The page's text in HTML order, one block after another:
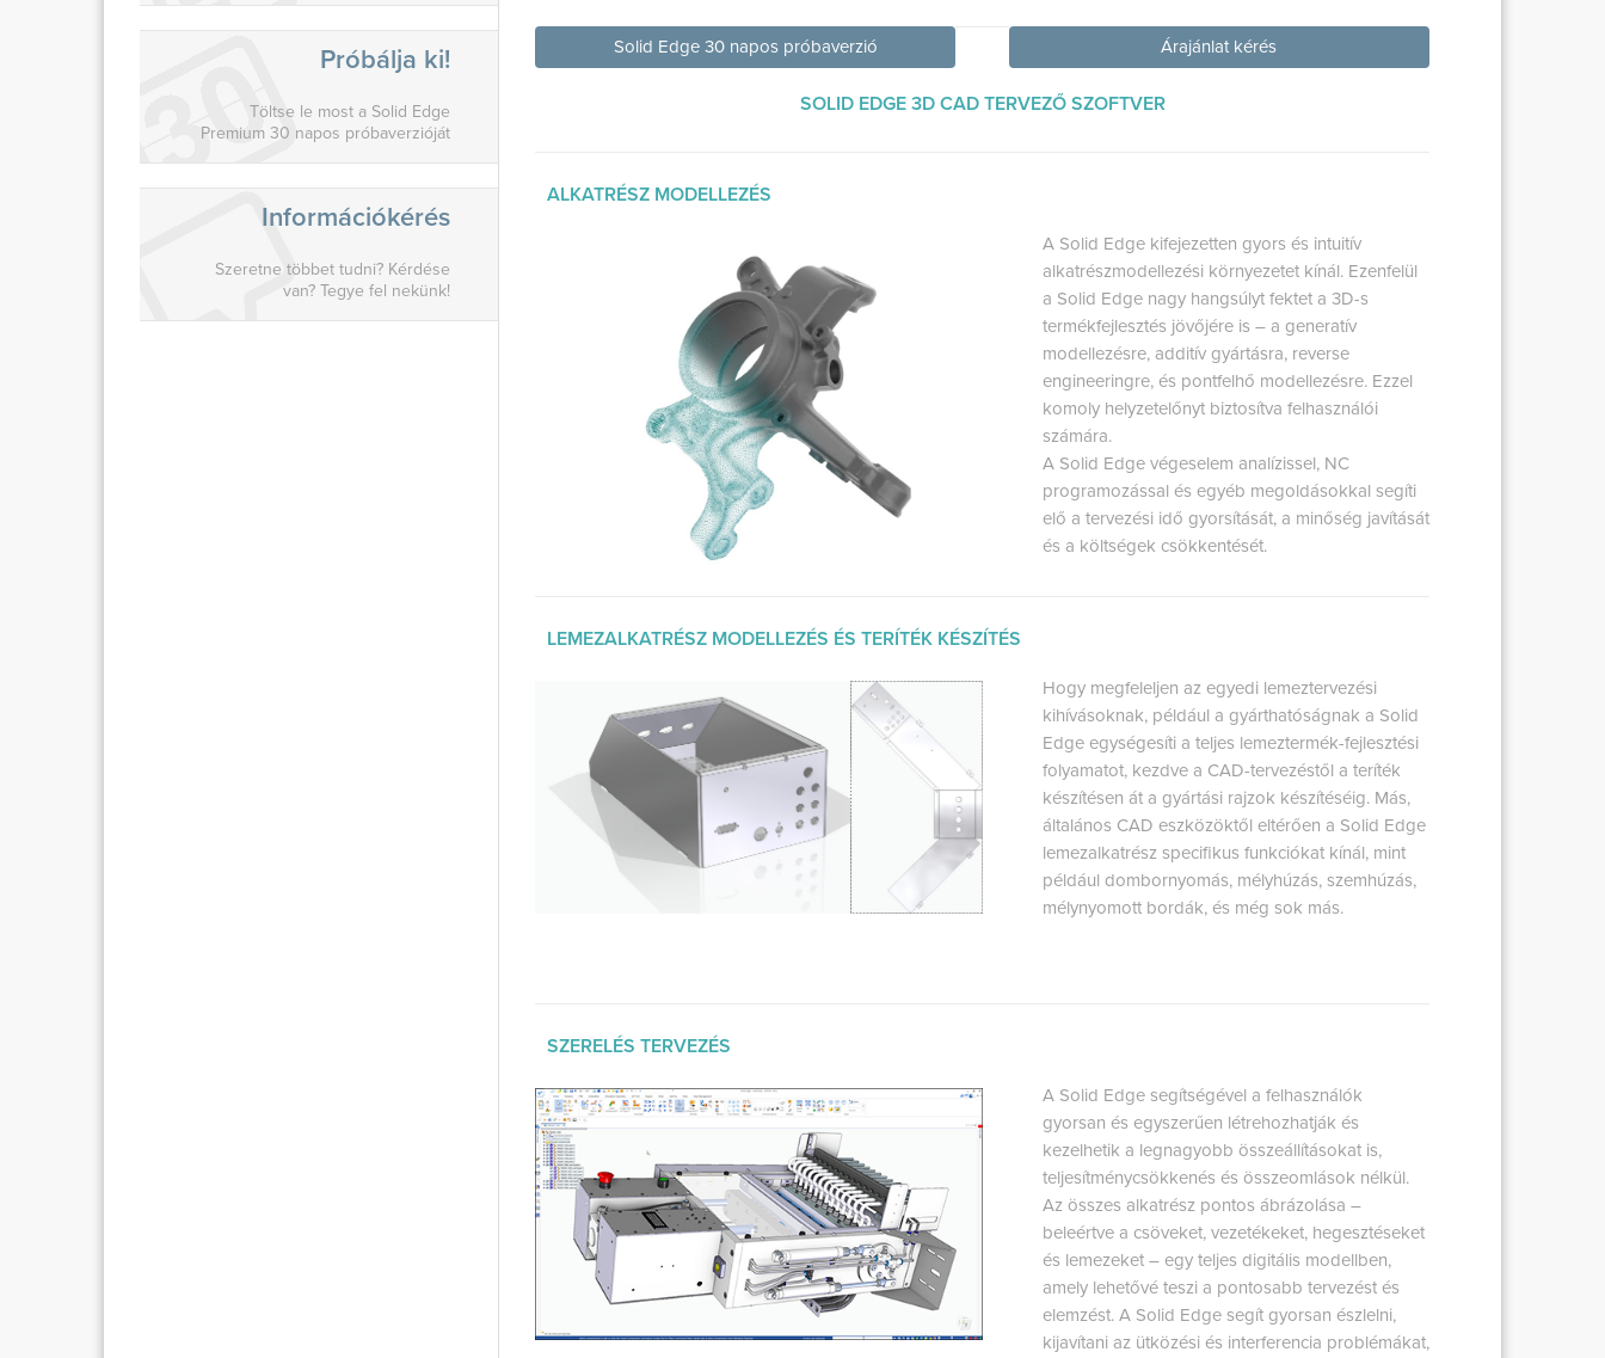
Próbálja ki!
Töltse le most a Solid Edge
Premium 30 napos próbaverzióját
Információkérés
Szeretne többet tudni? Kérdése
van? Tegye fel nekünk!
Solid Edge 30 napos próbaverzió Árajánlat kérés
SOLID EDGE 3D CAD TERVEZŐ SZOFTVER
ALKATRÉSZ MODELLEZÉS
A Solid Edge kifejezetten gyors és intuitív
alkatrészmodellezési környezetet kínál. Ezenfelül
a Solid Edge nagy hangsúlyt fektet a 3D-s
termékfejlesztés jövőjére is – a generatív
modellezésre, additív gyártásra, reverse
engineeringre, és pontfelhő modellezésre. Ezzel
komoly helyzetelőnyt biztosítva felhasználói
számára.
A Solid Edge végeselem analízissel, NC
programozással és egyéb megoldásokkal segíti
elő a tervezési idő gyorsítását, a minőség javítását
és a költségek csökkentését.
LEMEZALKATRÉSZ MODELLEZÉS ÉS TERÍTÉK KÉSZÍTÉS
Hogy megfeleljen az egyedi lemeztervezési
kihívásoknak, például a gyárthatóságnak a Solid
Edge egységesíti a teljes lemeztermék-fejlesztési
folyamatot, kezdve a CAD-tervezéstől a teríték
készítésen át a gyártási rajzok készítéséig. Más,
általános CAD eszközöktől eltérően a Solid Edge
lemezalkatrész specifikus funkciókat kínál, mint
például dombornyomás, mélyhúzás, szemhúzás,
mélynyomott bordák, és még sok más.
SZERELÉS TERVEZÉS
A Solid Edge segítségével a felhasználók
gyorsan és egyszerűen létrehozhatják és
kezelhetik a legnagyobb összeállításokat is,
teljesítménycsökkenés és összeomlások nélkül.
Az összes alkatrész pontos ábrázolása –
beleértve a csöveket, vezetékeket, hegesztéseket
és lemezeket – egy teljes digitális modellben,
amely lehetővé teszi a pontosabb tervezést és
elemzést. A Solid Edge segít gyorsan észlelni,
kijavítani az ütközési és interferencia problémákat,